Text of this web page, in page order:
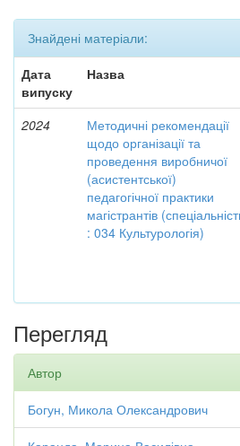
Знайдені матеріали:
Дата
випуску
Назва
2024
Методичні рекомендації
щодо організації та
проведення виробничої
(асистентської)
педагогічної практики
магістрантів
: 034 Культурологія)
Перегляд
Автор
Богун, Микола Олександрович